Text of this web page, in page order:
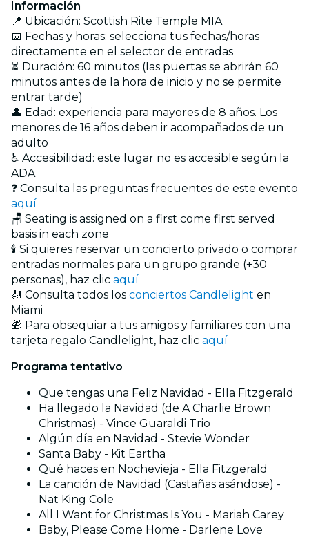
Información
📍 Ubicación: Scottish Rite Temple MIA
📅 Fechas y horas: selecciona tus fechas/horas
directamente en el selector de entradas
⏳ Duración: 60 minutos (las puertas se abrirán 60
minutos antes de la hora de inicio y no se permite
entrar tarde)
👤 Edad: experiencia para mayores de 8 años. Los
menores de 16 años deben ir acompañados de un
adulto
♿ Accesibilidad: este lugar no es accesible según la
ADA
❓ Consulta las preguntas frecuentes de este evento
aquí
🪑 Seating is assigned on a first come first served
basis in each zone
🕯️ Si quieres reservar un concierto privado o comprar
entradas normales para un grupo grande (+30
personas), haz clic aquí
🎻 Consulta todos los conciertos Candlelight en
Miami
🎁 Para obsequiar a tus amigos y familiares con una
tarjeta regalo Candlelight, haz clic aquí
Programa tentativo
Que tengas una Feliz Navidad - Ella Fitzgerald
Ha llegado la Navidad (de A Charlie Brown
Christmas) - Vince Guaraldi Trio
Algún día en Navidad - Stevie Wonder
Santa Baby - Kit Eartha
Qué haces en Nochevieja - Ella Fitzgerald
La canción de Navidad (Castañas asándose) -
Nat King Cole
All I Want for Christmas Is You - Mariah Carey
Baby, Please Come Home - Darlene Love